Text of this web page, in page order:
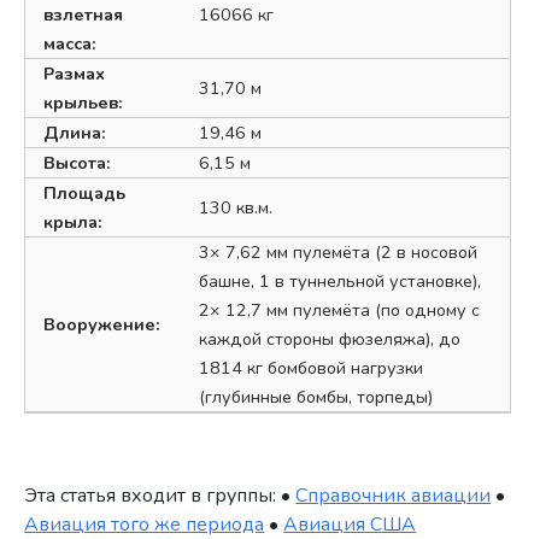
взлетная
масса:
16066 кг
Размах
крыльев:
31,70 м
Длина:
19,46 м
Высота:
6,15 м
Площадь
крыла:
130 кв.м.
Вооружение:
3× 7,62 мм пулемёта (2 в носовой
башне, 1 в туннельной установке),
2× 12,7 мм пулемёта (по одному с
каждой стороны фюзеляжа), до
1814 кг бомбовой нагрузки
(глубинные бомбы, торпеды)
Эта статья входит в группы: •Справочник авиации •
Авиация того же периода •Авиация США